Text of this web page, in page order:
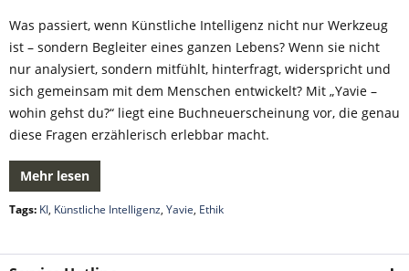
Was passiert, wenn Künstliche Intelligenz nicht nur Werkzeug
ist – sondern Begleiter eines ganzen Lebens? Wenn sie nicht
nur analysiert, sondern mitfühlt, hinterfragt, widerspricht und
sich gemeinsam mit dem Menschen entwickelt? Mit „Yavie –
wohin gehst du?“ liegt eine Buchneuerscheinung vor, die genau
diese Fragen erzählerisch erlebbar macht.
Mehr lesen
Tags: KI, Künstliche Intelligenz, Yavie, Ethik